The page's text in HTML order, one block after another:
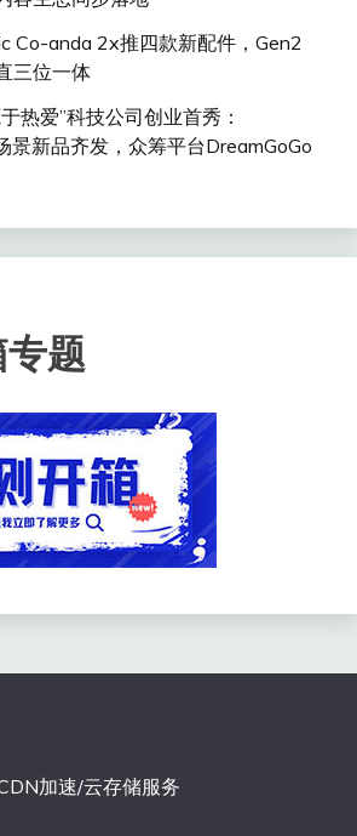
Co-anda 2x推四款新配件，Gen2
三位一体
热爱”科技公司创业首秀：
景新品齐发，众筹平台DreamGoGo
题
加速/云存储服务